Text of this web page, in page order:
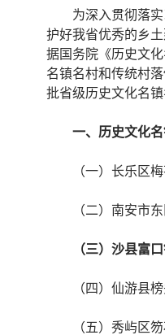
为深入贯彻落
护好我省优秀的乡
据国务院《历史文
名镇名村和传统村
批省级历史文化名
一、历史文化名
（一）长乐区
（二）南安市
（三）沙县富
（四）仙游县
（五）秀屿区